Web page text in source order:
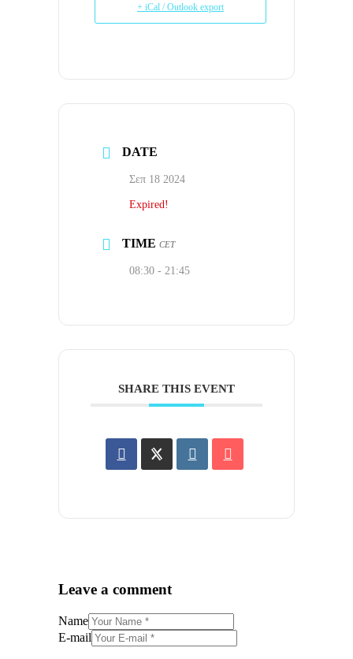
+ iCal / Outlook export
DATE
Σεπ 18 2024
Expired!
TIME CET
08:30 - 21:45
SHARE THIS EVENT
Leave a comment
Name
E-mail